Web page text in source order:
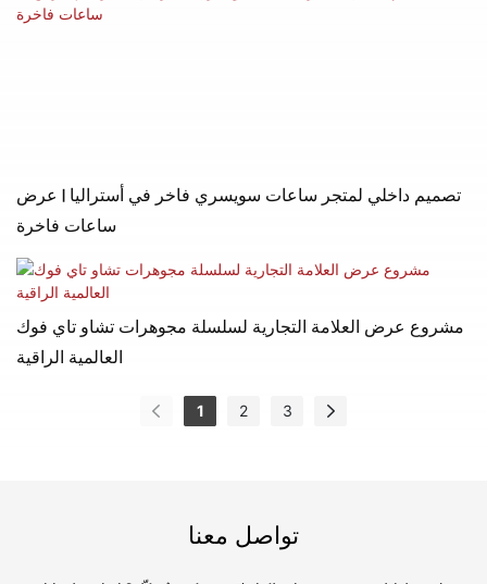
تصميم داخلي لمتجر ساعات سويسري فاخر في أستراليا | عرض
ساعات فاخرة
مشروع عرض العلامة التجارية لسلسلة مجوهرات تشاو تاي فوك
العالمية الراقية
1 2 3
تواصل معنا